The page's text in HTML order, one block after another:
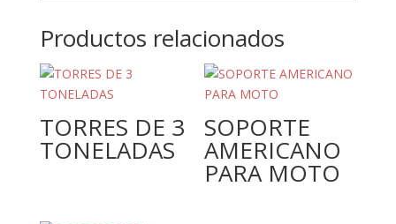
Productos relacionados
TORRES DE 3
TONELADAS
SOPORTE
AMERICANO
PARA MOTO